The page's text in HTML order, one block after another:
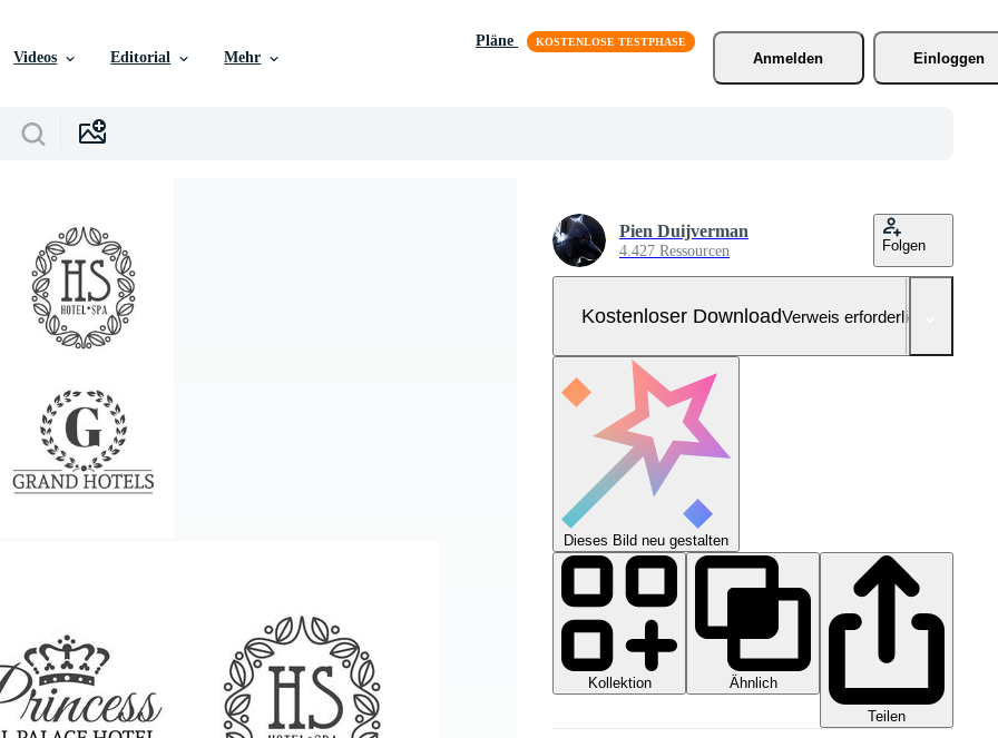
Videos Editorial Mehr
Pläne
Anmelden
Einloggen
Pien Duijverman
4.427 Ressourcen Folgen
Kostenloser DownloadVerweis erforderlich
Dieses Bild neu gestalten
Kollektion
Ähnlich
Teilen